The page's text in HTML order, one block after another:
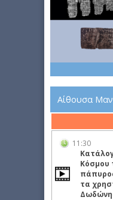
Αίθουσα
11:30
Κόσμου
τα